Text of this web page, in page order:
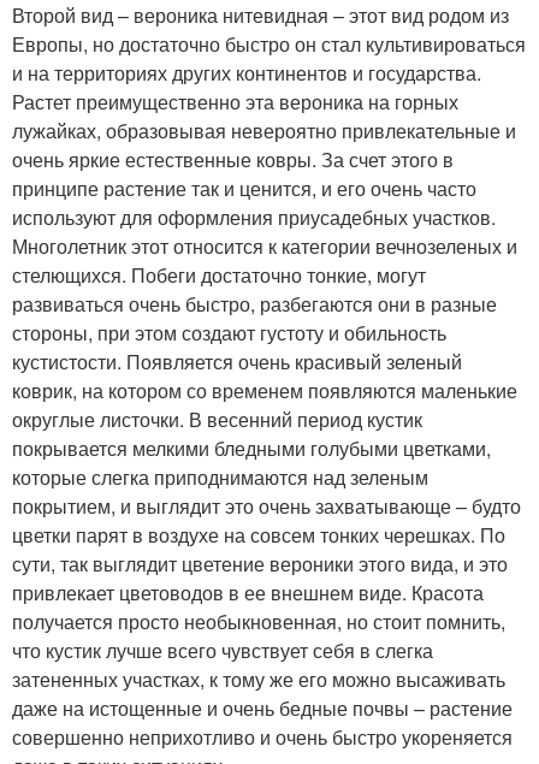
Второй вид – вероника нитевидная – этот вид родом из
Европы, но достаточно быстро он стал культивироваться
и на территориях других континентов и государства.
Растет преимущественно эта вероника на горных
лужайках, образовывая невероятно привлекательные и
очень яркие естественные ковры. За счет этого в
принципе растение так и ценится, и его очень часто
используют для оформления приусадебных участков.
Многолетник этот относится к категории вечнозеленых и
стелющихся. Побеги достаточно тонкие, могут
развиваться очень быстро, разбегаются они в разные
стороны, при этом создают густоту и обильность
кустистости. Появляется очень красивый зеленый
коврик, на котором со временем появляются маленькие
округлые листочки. В весенний период кустик
покрывается мелкими бледными голубыми цветками,
которые слегка приподнимаются над зеленым
покрытием, и выглядит это очень захватывающе – будто
цветки парят в воздухе на совсем тонких черешках. По
сути, так выглядит цветение вероники этого вида, и это
привлекает цветоводов в ее внешнем виде. Красота
получается просто необыкновенная, но стоит помнить,
что кустик лучше всего чувствует себя в слегка
затененных участках, к тому же его можно высаживать
даже на истощенные и очень бедные почвы – растение
совершенно неприхотливо и очень быстро укореняется